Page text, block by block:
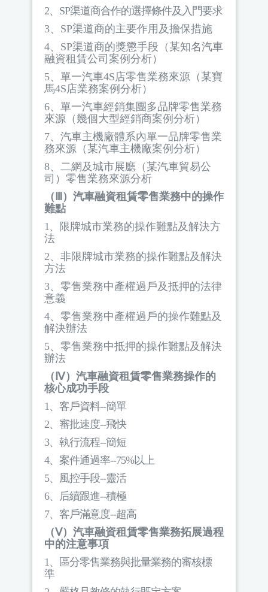
2、 SP渠道商合作的選擇條件及入門要求
3、 SP渠道商的主要作用及擔保措施
4、 SP渠道商的獎懲手段（某知名汽車
融資租賃公司案例分析）
5、單一汽車4S店零售業務來源（某寶
馬4S店業務案例分析）
6、單一汽車經銷集團多品牌零售業務
來源（幾個大型經銷商案例分析）
7、汽車主機廠體系內單一品牌零售業
務來源（某汽車主機廠案例分析）
8、二網及城市展廳（某汽車貿易公
司）零售業務來源分析
（Ⅲ）汽車融資租賃零售業務中的操作
難點
1、
限牌城市業務的操作難點及解決方
法
2、非限牌城市業務的操作難點及解決
方法
3、零售業務中產權過戶及抵押的法律
意義
4、零售業務中產權過戶的操作難點及
解決辦法
5、零售業務中抵押的操作難點及解決
辦法
（Ⅳ）汽車融資租賃零售業務操作的
核心成功手段
1、客戶資料--簡單
2、審批速度--飛快
3、執行流程--簡短
4、案件通過率--75%以上
5、風控手段--靈活
6、后續跟進--積極
7、客戶滿意度--超高
（Ⅴ）汽車融資租賃零售業務拓展過程
中的注意事項
1、區分零售業務與批量業務的審核標
準